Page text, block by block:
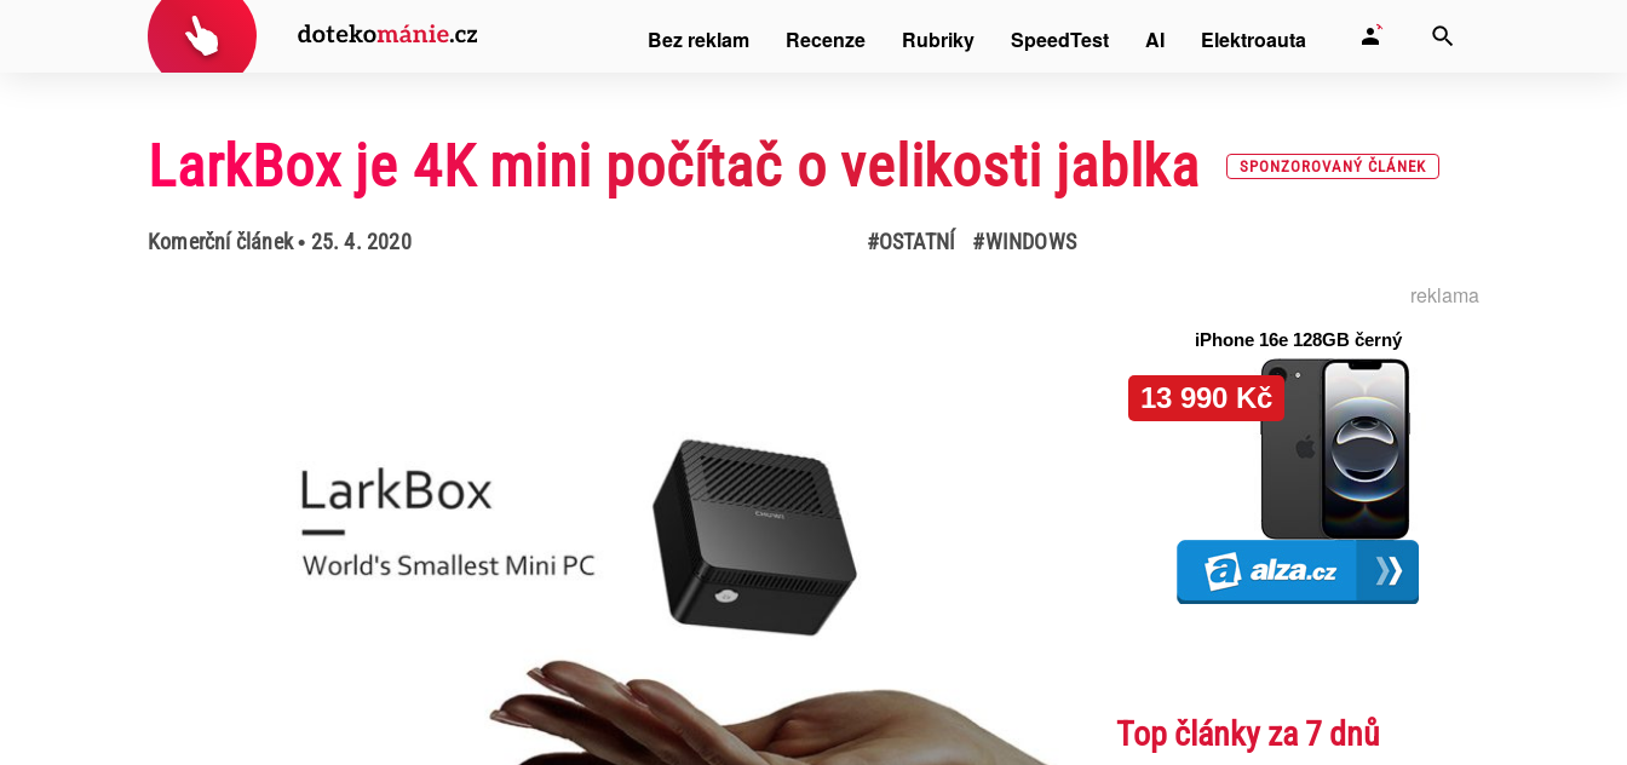
LarkBox je 4K mini počítač o velikosti jablka SPONZOROVANÝ ČLÁNEK
Komerční článek• 25. 4. 2020 #OSTATNÍ #WINDOWS
reklama
Top články za 7 dnů
Bez reklam Recenze Rubriky SpeedTest AI Elektroauta